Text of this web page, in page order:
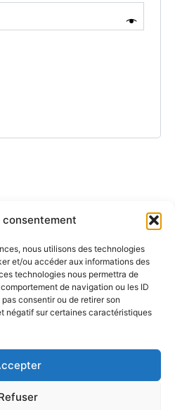
consentement
nous utilisons des technologies
et/ou accéder aux informations des
technologies nous permettra de
de navigation ou les ID
consentir ou de retirer son
négatif sur certaines caractéristiques